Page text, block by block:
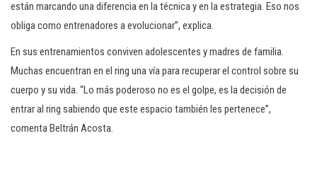
están marcando una diferencia en la técnica y en la estrategia. Eso nos
obliga como entrenadores a evolucionar”, explica.
En sus entrenamientos conviven adolescentes y madres de familia.
Muchas encuentran en el ring una vía para recuperar el control sobre su
cuerpo y su vida. “Lo más poderoso no es el golpe, es la decisión de
entrar al ring sabiendo que este espacio también les pertenece”,
comenta Beltrán Acosta.